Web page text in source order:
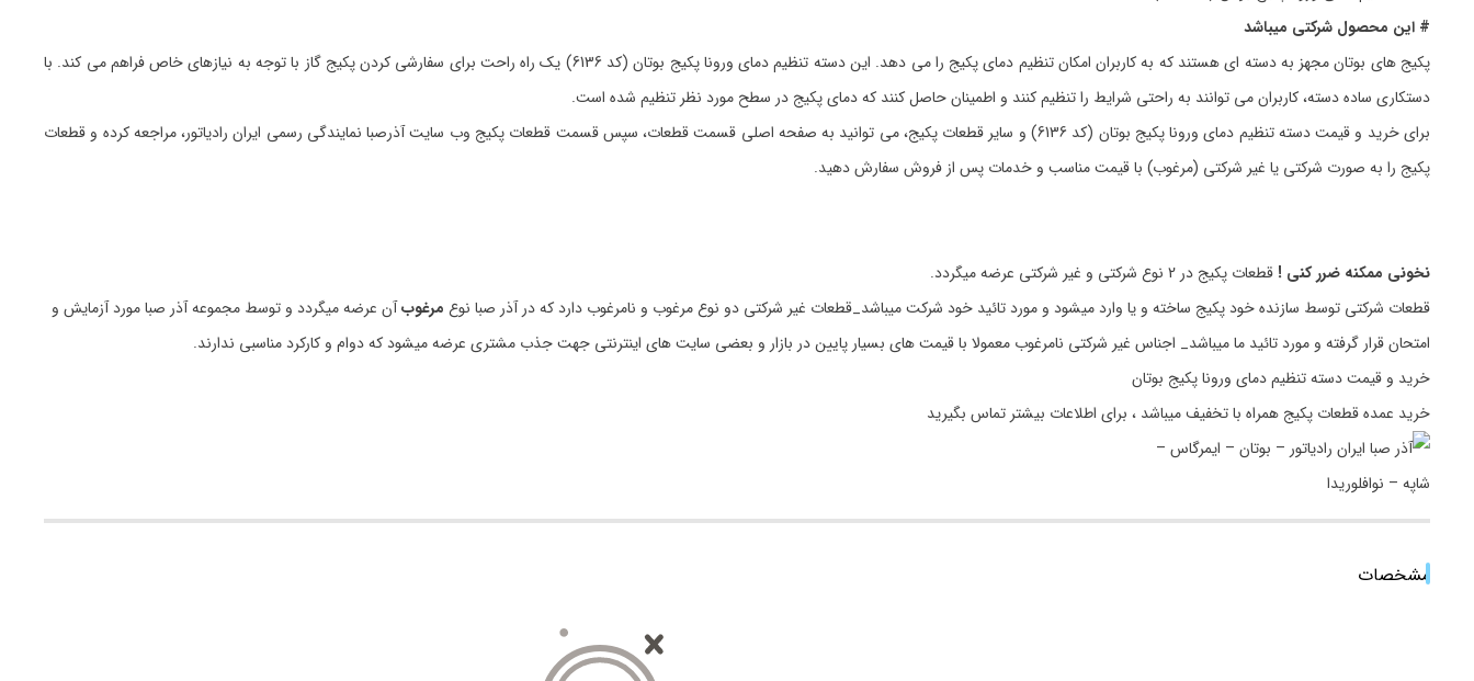
# این محصول شرکتی میباشد
پکیج های بوتان مجهز به دسته ای هستند که به کاربران امکان تنظیم دمای پکیج را می دهد. این دسته تنظیم دمای ورونا پکیج بوتان (کد 6136) یک راه راحت برای سفارشی کردن پکیج گاز با توجه به نیازهای خاص فراهم می کند. با
دستکاری ساده دسته، کاربران می توانند به راحتی شرایط را تنظیم کنند و اطمینان حاصل کنند که دمای پکیج در سطح مورد نظر تنظیم شده است.
برای خرید و قیمت دسته تنظیم دمای ورونا پکیج بوتان (کد 6136) و سایر قطعات پکیج، می توانید به صفحه اصلی قسمت قطعات، سپس قسمت قطعات پکیج وب سایت آذرصبا نمایندگی رسمی ایران رادیاتور، مراجعه کرده و قطعات
پکیج را به صورت شرکتی یا غیر شرکتی (مرغوب) با قیمت مناسب و خدمات پس از فروش سفارش دهید.
نخونی ممکنه ضرر کنی ! قطعات پکیج در 2 نوع شرکتی و غیر شرکتی عرضه میگردد.
قطعات شرکتی توسط سازنده خود پکیج ساخته و یا وارد میشود و مورد تائید خود شرکت میباشد_قطعات غیر شرکتی دو نوع مرغوب و نامرغوب دارد که در آذر صبا نوع مرغوبآن عرضه میگردد و توسط مجموعه آذر صبا مورد آزمایش و
امتحان قرار گرفته و مورد تائید ما میباشد_ اجناس غیر شرکتی نامرغوب معمولا با قیمت های بسیار پایین در بازار و بعضی سایت های اینترنتی جهت جذب مشتری عرضه میشود که دوام و کارکرد مناسبی ندارند.
خرید و قیمت دسته تنظیم دمای ورونا پکیج بوتان
خرید عمده قطعات پکیج همراه با تخفیف میباشد ، برای اطلاعات بیشتر تماس بگیرید
مشخصات